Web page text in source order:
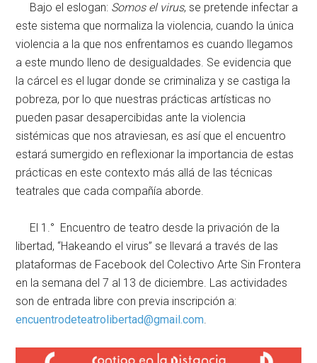
Bajo el eslogan: Somos el virus, se pretende infectar a
este sistema que normaliza la violencia, cuando la única
violencia a la que nos enfrentamos es cuando llegamos
a este mundo lleno de desigualdades. Se evidencia que
la cárcel es el lugar donde se criminaliza y se castiga la
pobreza, por lo que nuestras prácticas artísticas no
pueden pasar desapercibidas ante la violencia
sistémicas que nos atraviesan, es así que el encuentro
estará sumergido en reflexionar la importancia de estas
prácticas en este contexto más allá de las técnicas
teatrales que cada compañía aborde.
El 1.° Encuentro de teatro desde la privación de la
libertad, “Hakeando el virus” se llevará a través de las
plataformas de Facebook del Colectivo Arte Sin Frontera
en la semana del 7 al 13 de diciembre. Las actividades
son de entrada libre con previa inscripción a:
encuentrodeteatrolibertad@gmail.com.